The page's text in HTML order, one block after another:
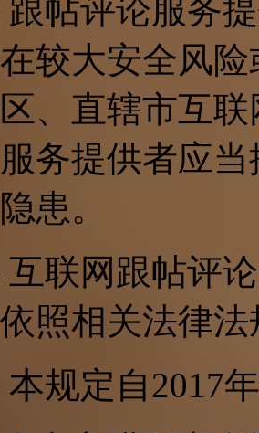
帖评论服务
较大安全风
、直辖市互
务提供者应
患。
联网跟帖评
照相关法律
规定自2017